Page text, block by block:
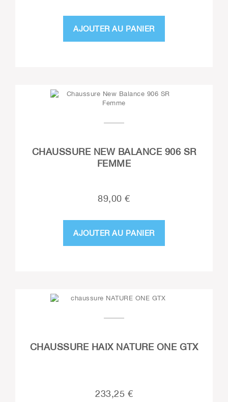
AJOUTER AU PANIER
CHAUSSURE NEW BALANCE 906 SR
FEMME
89,00 €
AJOUTER AU PANIER
CHAUSSURE HAIX NATURE ONE GTX
233,25 €